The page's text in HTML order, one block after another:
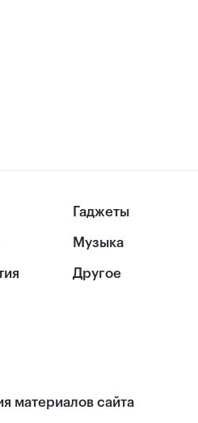
Гаджеты
Музыка
Другое
материалов сайта